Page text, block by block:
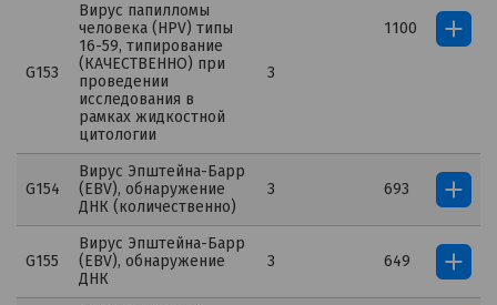
G153
Вирус папилломы
человека (HPV) типы
16-59, типирование
(КАЧЕСТВЕННО) при
проведении
исследования в
рамках жидкостной
цитологии
3
1100
G154
Вирус Эпштейна-Барр
(EBV), обнаружение
ДНК (количественно)
3 693
G155
Вирус Эпштейна-Барр
(EBV), обнаружение
ДНК
3 649